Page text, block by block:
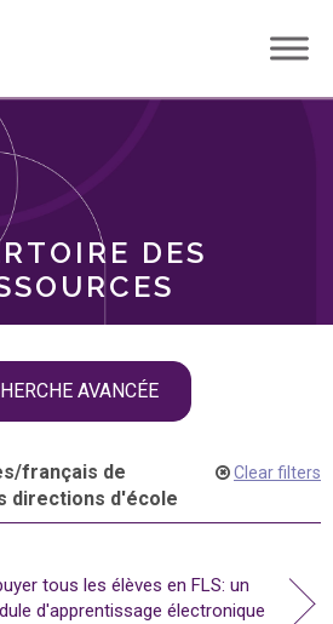
DES
AVANCÉE
/français de
directions d'école
Clear filters
tous les élèves en FLS: un
d'apprentissage électronique